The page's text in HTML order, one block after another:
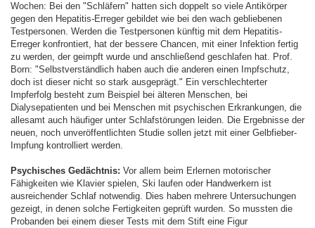
Wochen: Bei den "Schläfern" hatten sich doppelt so viele Antikörper
gegen den Hepatitis-Erreger gebildet wie bei den wach gebliebenen
Testpersonen. Werden die Testpersonen künftig mit dem Hepatitis-
Erreger konfrontiert, hat der bessere Chancen, mit einer Infektion fertig
zu werden, der geimpft wurde und anschließend geschlafen hat. Prof.
Born: "Selbstverständlich haben auch die anderen einen Impfschutz,
doch ist dieser nicht so stark ausgeprägt." Ein verschlechterter
Impferfolg besteht zum Beispiel bei älteren Menschen, bei
Dialysepatienten und bei Menschen mit psychischen Erkrankungen, die
allesamt auch häufiger unter Schlafstörungen leiden. Die Ergebnisse der
neuen, noch unveröffentlichten Studie sollen jetzt mit einer Gelbfieber-
Impfung kontrolliert werden.
Psychisches Gedächtnis: Vor allem beim Erlernen motorischer
Fähigkeiten wie Klavier spielen, Ski laufen oder Handwerkern ist
ausreichender Schlaf notwendig. Dies haben mehrere Untersuchungen
gezeigt, in denen solche Fertigkeiten geprüft wurden. So mussten die
Probanden bei einem dieser Tests mit dem Stift eine Figur